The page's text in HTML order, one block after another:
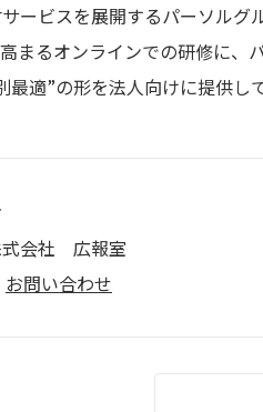
ービスを展開するパーソル
まるオンラインでの研修に
適”の形を法人向けに提供し
式会社 広報室
お問い合わせ